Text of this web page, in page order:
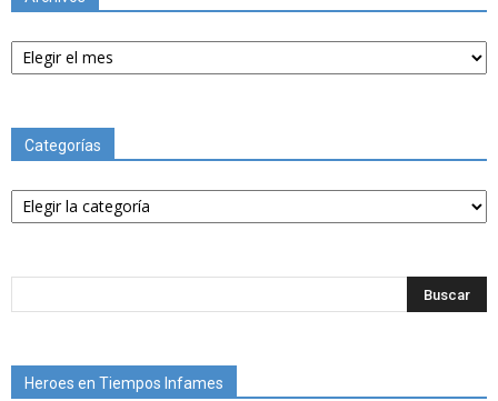
Archivos
Categorías
Categorías
Heroes en Tiempos Infames